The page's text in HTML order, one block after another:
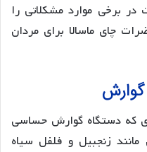
برخی موارد مشکلاتی را
چای ماسالا برای مردان
که دستگاه گوارش حساسی
مانند زنجبیل و فلفل سیاه